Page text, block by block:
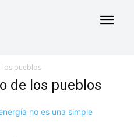
los pueblos
de los pueblos